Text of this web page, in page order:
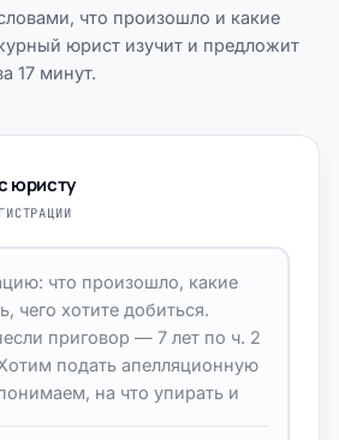
что произошло и какие
юрист изучит и предложит
17 минут.
юристу